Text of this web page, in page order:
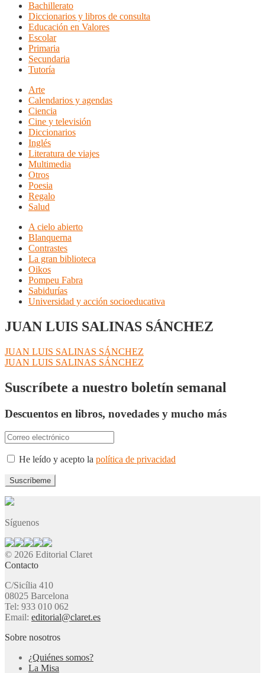
Bachillerato
Diccionarios y libros de consulta
Educación en Valores
Escolar
Primaria
Secundaria
Tutoría
Arte
Calendarios y agendas
Ciencia
Cine y televisión
Diccionarios
Inglés
Literatura de viajes
Multimedia
Otros
Poesia
Regalo
Salud
A cielo abierto
Blanquerna
Contrastes
La gran biblioteca
Oikos
Pompeu Fabra
Sabidurías
Universidad y acción socioeducativa
JUAN LUIS SALINAS SÁNCHEZ
Navegación
de
entradas
Anterior:
JUAN LUIS SALINAS SÁNCHEZ
Siguiente:
JUAN LUIS SALINAS SÁNCHEZ
Suscríbete a nuestro boletín semanal
Descuentos en libros, novedades y mucho más
He leído y acepto la política de privacidad
Síguenos
© 2026 Editorial Claret
Contacto
C/Sicília 410
08025 Barcelona
Tel: 933 010 062
Email: editorial@claret.es
Sobre nosotros
¿Quiénes somos?
La Misa